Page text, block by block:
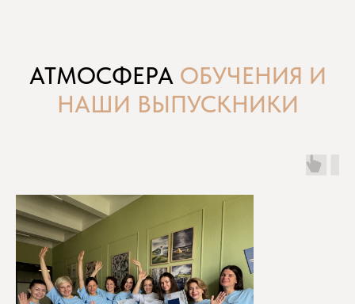
АТМОСФЕРА ОБУЧЕНИЯ И
НАШИ ВЫПУСКНИКИ